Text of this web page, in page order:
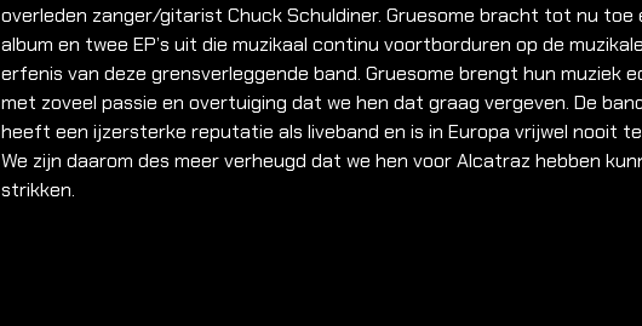
overleden zanger/gitarist Chuck Schuldiner. Gruesome bracht tot nu toe
album en twee EP’s uit die muzikaal continu voortborduren op de muzikale
erfenis van deze grensverleggende band. Gruesome brengt hun muziek
met zoveel passie en overtuiging dat we hen dat graag vergeven. De
heeft een ijzersterke reputatie als liveband en is in Europa vrijwel nooit
We zijn daarom des meer verheugd dat we hen voor Alcatraz hebben
strikken.